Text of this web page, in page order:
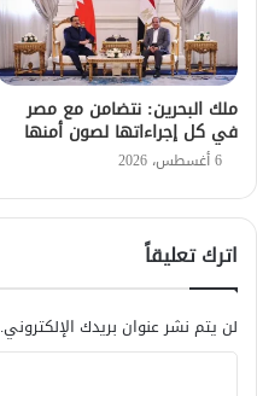
ملك البحرين: نتضامن مع مصر
في كل إجراءاتها لصون أمنها
6 أغسطس، 2026
اترك تعليقاً
لن يتم نشر عنوان بريدك الإلكتروني.